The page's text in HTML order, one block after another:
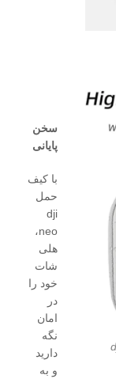
سخن
پایانی
با کیف
حمل
dji
neo،
هلی
شات
خود را
در
امان
نگه
دارید
و به